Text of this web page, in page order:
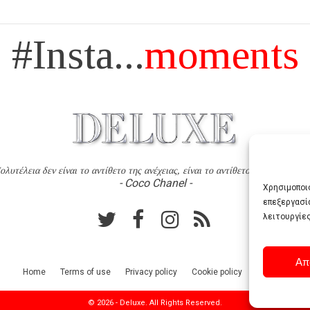
#Insta...moments
δεν είναι το αντίθετο της ανέχειας, είναι το αντίθετο της
- Coco Chanel -
Home Terms of use Privacy policy Cookie policy
© 2026 - Deluxe. All Rights Reserved.